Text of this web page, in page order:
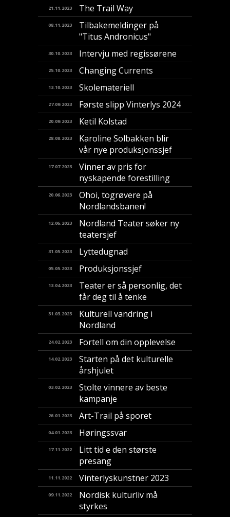
21.11.2023 The Trail Way
08.11.2023
Tilbakemeldinger på
"Titus Andronicus"
30.10.2023 Intervju med regissørene
25.10.2023 Changing Currents
13.10.2023 Skolemateriell
27.09.2023 Første slipp Vinterlys 2024
20.09.2023 Ketil Kolstad
28.08.2023
Karoline Solbakken blir
vår nye produksjonssjef
17.07.2023
Vinner av pris for
nyskapende forestilling
20.06.2023
​Ohoi, togrøvere på
Nordlandsbanen!
12.06.2023
Nordland Teater søker ny
teatersjef
31.05.2023 Lyttedugnad
05.05.2023 Produksjonssjef
13.04.2023
Teater er så personlig, det
får deg til å tenke
31.03.2023
Kulturell vandring i
Nordland
24.02.2023 Fortell om din opplevelse
14.02.2023
Starten på det kulturelle
årshjulet
03.02.2023
Stolte vinnere av beste
kampanje
26.01.2023 Art-Trail på sporet
04.01.2023 Høringssvar
17.11.2022
Litt tid e den største
presang
11.11.2022 Vinterlyskunstner 2023
09.11.2022
Nordisk kulturliv må
styrkes